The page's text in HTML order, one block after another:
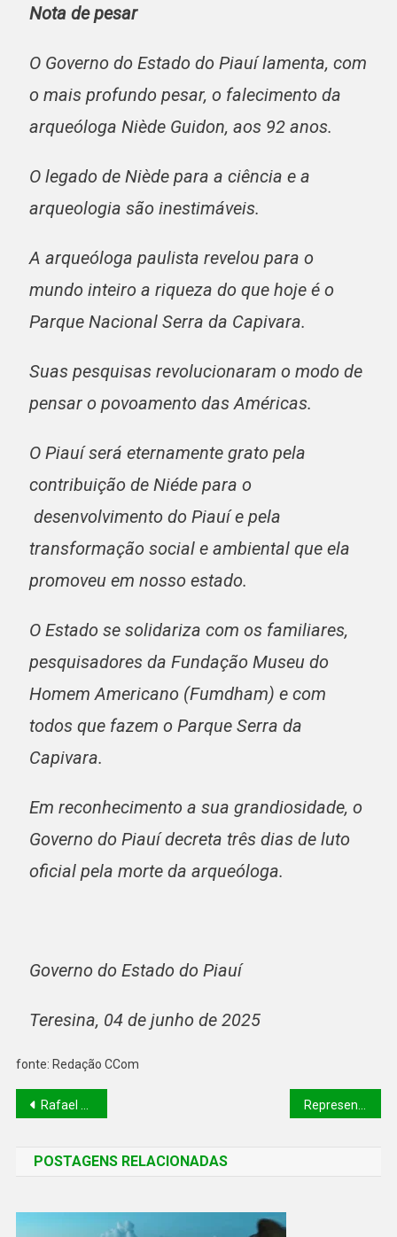
Nota de pesar
O Governo do Estado do Piauí lamenta, com
o mais profundo pesar, o falecimento da
arqueóloga Niède Guidon, aos 92 anos.
O legado de Niède para a ciência e a
arqueologia são inestimáveis.
A arqueóloga paulista revelou para o
mundo inteiro a riqueza do que hoje é o
Parque Nacional Serra da Capivara.
Suas pesquisas revolucionaram o modo de
pensar o povoamento das Américas.
O Piauí será eternamente grato pela
contribuição de Niéde para o
desenvolvimento do Piauí e pela
transformação social e ambiental que ela
promoveu em nosso estado.
O Estado se solidariza com os familiares,
pesquisadores da Fundação Museu do
Homem Americano (Fumdham) e com
todos que fazem o Parque Serra da
Capivara.
Em reconhecimento a sua grandiosidade, o
Governo do Piauí decreta três dias de luto
oficial pela morte da arqueóloga.
Governo do Estado do Piauí
Teresina, 04 de junho de 2025
fonte: Redação CCom
Rafael Fonteles firma cooperação para liberação de R$ 10 bilhões para investimentos no Nordeste
POSTAGENS RELACIONADAS